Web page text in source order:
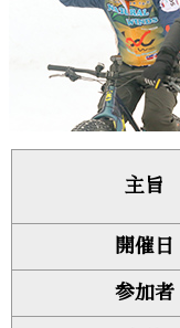
主旨
開催日
参加者